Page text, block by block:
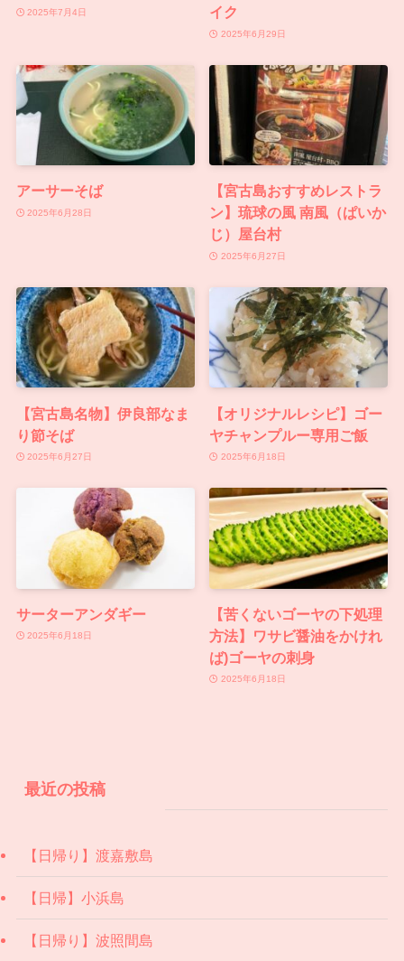
2025年7月4日
イク
2025年6月29日
アーサーそば
2025年6月28日
【宮古島おすすめレストラ
ン】琉球の風 南風（ぱいか
じ）屋台村
2025年6月27日
【宮古島名物】伊良部なま
り節そば
2025年6月27日
【オリジナルレシピ】ゴー
ヤチャンプルー専用ご飯
2025年6月18日
サーターアンダギー
2025年6月18日
【苦くないゴーヤの下処理
方法】ワサビ醤油をかけれ
ば)ゴーヤの刺身
2025年6月18日
最近の投稿
【日帰り】渡嘉敷島
【日帰】小浜島
【日帰り】波照間島